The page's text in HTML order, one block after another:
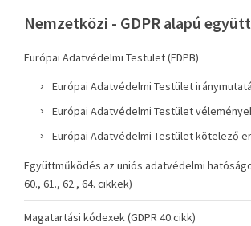
Nemzetközi - GDPR alapú
Európai Adatvédelmi Testület (EDPB)
Európai Adatvédelmi Testület
Európai Adatvédelmi Testület
Európai Adatvédelmi Testület kötelező
Együttműködés az uniós adatvédelmi
60., 61., 62., 64. cikkek)
Magatartási kódexek (GDPR 40.cikk)